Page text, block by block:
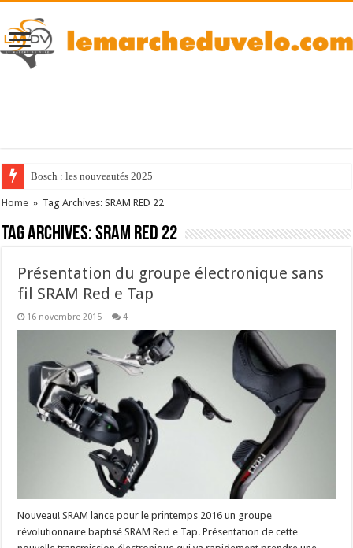
Bosch : les nouveautés 2025
Home » Tag Archives: SRAM RED 22
Tag Archives:SRAM RED 22
Présentation du groupe électronique sans
fil SRAM Red e Tap
16 novembre 2015 4
Nouveau! SRAM lance pour le printemps 2016 un groupe
révolutionnaire baptisé SRAM Red e Tap. Présentation de cette